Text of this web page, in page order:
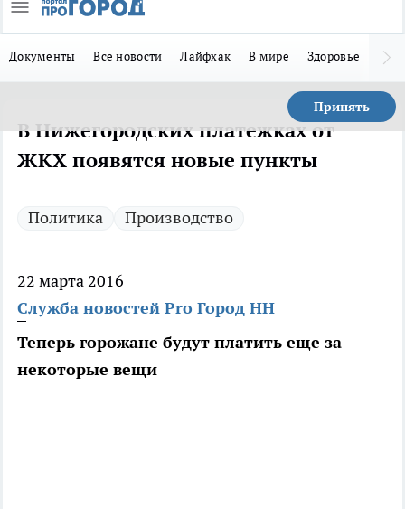
Документы Все новости Лайфхак В мире Здоровье
Принять
В Нижегородских платежках от
ЖКХ появятся новые пункты
Политика Производство
22 марта 2016
Служба новостей Pro Город НН
Теперь горожане будут платить еще за
некоторые вещи